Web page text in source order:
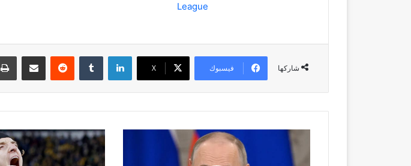
League
شاركها فيسبوك ‫X
لينكدإن مشاركة عبر البريد
Newcastle
off
the